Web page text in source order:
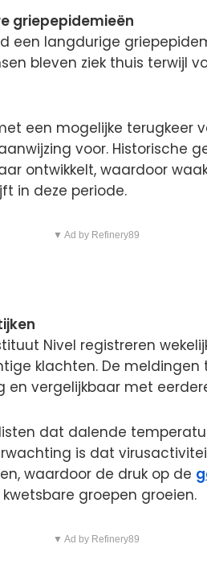
griepepidemieën
een langdurige
bleven ziek thuis terwijl
een mogelijke terugkeer
voor. Historische
ontwikkelt, waardoor
in deze periode.
▼ Ad by Refinery89
Nivel registreren
klachten. De meldingen
en vergelijkbaar met
dat dalende
is dat
waardoor de druk op de
groepen groeien.
▼ Ad by Refinery89